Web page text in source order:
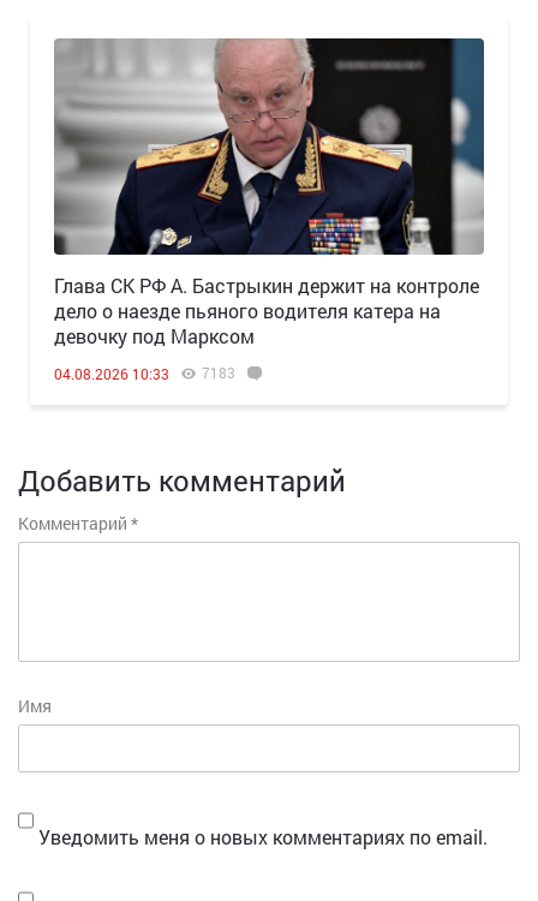
Глава СК РФ А. Бастрыкин держит на контроле
дело о наезде пьяного водителя катера на
девочку под Марксом
04.08.2026 10:33 7183
Добавить комментарий
Комментарий *
Имя
Уведомить меня о новых комментариях по email.